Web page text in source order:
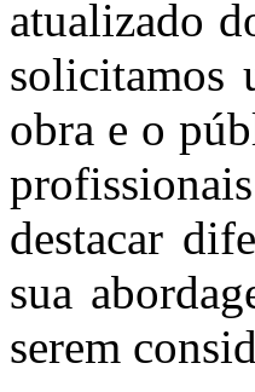
atualizado
solicitamos
obra e o
destacar
sua
serem